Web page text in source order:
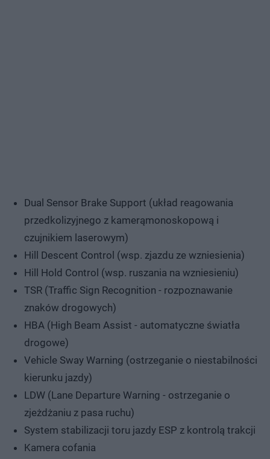
Dual Sensor Brake Support (układ reagowania
przedkolizyjnego z kamerąmonoskopową i
czujnikiem laserowym)
Hill Descent Control (wsp. zjazdu ze wzniesienia)
Hill Hold Control (wsp. ruszania na wzniesieniu)
TSR (Traffic Sign Recognition - rozpoznawanie
znaków drogowych)
HBA (High Beam Assist - automatyczne światła
drogowe)
Vehicle Sway Warning (ostrzeganie o niestabilności
kierunku jazdy)
LDW (Lane Departure Warning - ostrzeganie o
zjeżdżaniu z pasa ruchu)
System stabilizacji toru jazdy ESP z kontrolą trakcji
Kamera cofania